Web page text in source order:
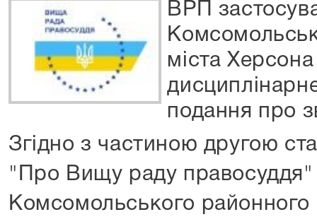
ВРП
міста
подання про
Згідно з частиною другою
"Про Вищу раду правосуддя"
Комсомольського районного